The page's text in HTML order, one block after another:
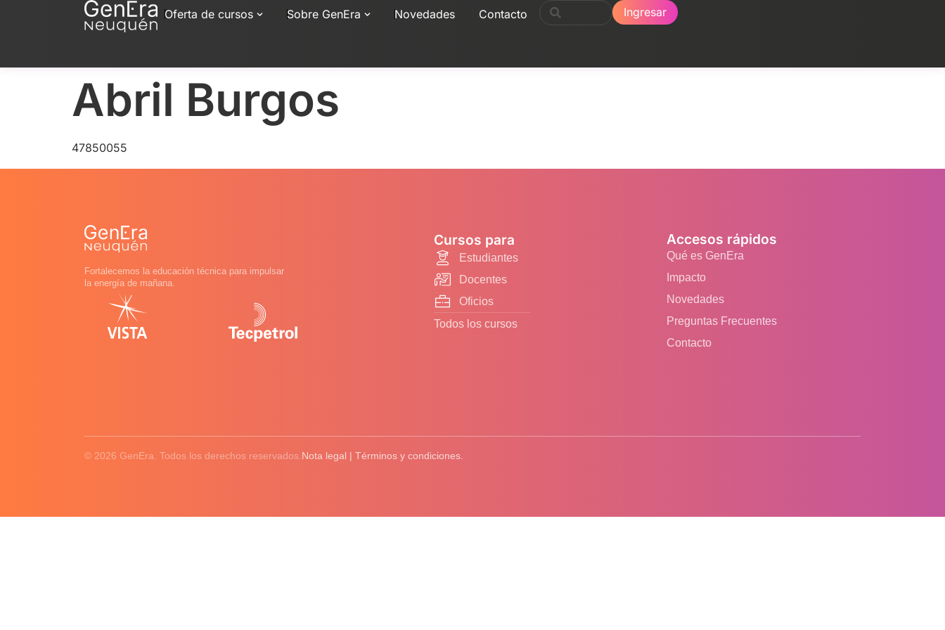
Oferta de cursos Sobre GenEra Novedades Contacto Ingresar
Abril Burgos
47850055
Fortalecemos la educación técnica para impulsar
la energía de mañana.
Cursos para
Estudiantes
Docentes
Oficios
Todos los cursos
Accesos rápidos
Qué es GenEra
Impacto
Novedades
Preguntas Frecuentes
Contacto
© 2026 GenEra. Todos los derechos reservados. Nota legal | Términos y condiciones.